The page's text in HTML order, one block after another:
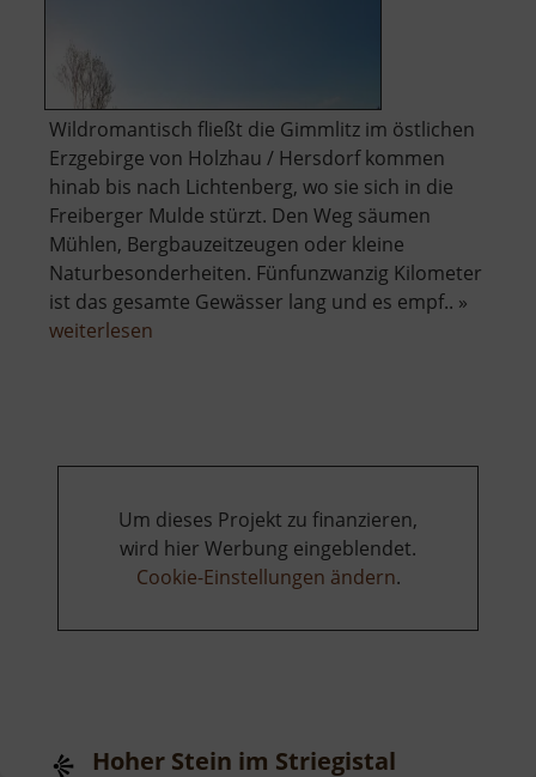
Wildromantisch fließt die Gimmlitz im östlichen
Erzgebirge von Holzhau / Hersdorf kommen
hinab bis nach Lichtenberg, wo sie sich in die
Freiberger Mulde stürzt. Den Weg säumen
Mühlen, Bergbauzeitzeugen oder kleine
Naturbesonderheiten. Fünfunzwanzig Kilometer
ist das gesamte Gewässer lang und es empf.. »
weiterlesen
Um dieses Projekt zu finanzieren,
wird hier Werbung eingeblendet.
Cookie-Einstellungen ändern.
Hoher Stein im Striegistal